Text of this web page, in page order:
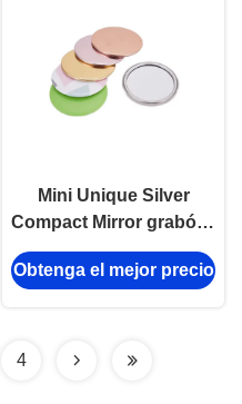
Mini Unique Silver
Compact Mirror grabó el
metal Logo Single Sides
de Debossing
Obtenga el mejor precio
4